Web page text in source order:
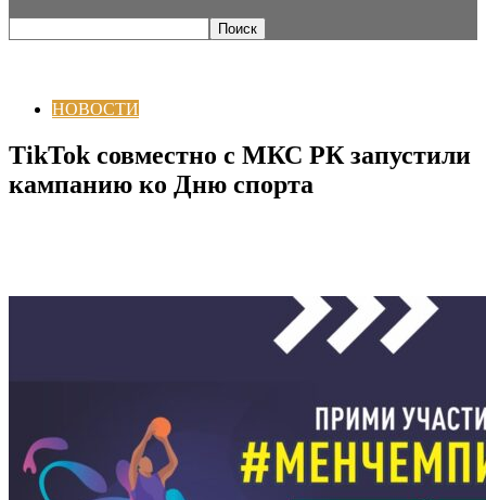
НОВОСТИ
TikTok совместно с МКС РК запустили
кампанию ко Дню спорта